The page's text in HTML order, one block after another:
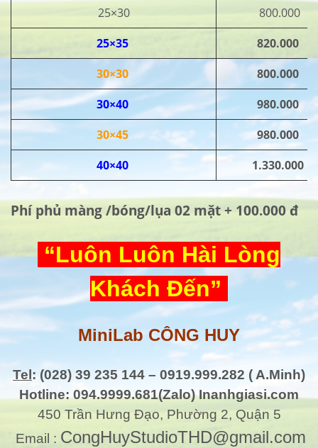
25×30
800.000
25×35
820.000
30×30
800.000
30×40
980.000
30×45
980.000
40×40
1.330.000
Phí phủ màng /bóng/lụa 02 mặt + 100.000 đ
“Luôn Luôn Hài Lòng
Khách Đến”
MiniLab CÔNG HUY
Tel: (028) 39 235 144 – 0919.999.282 ( A.Minh)
Hotline: 094.9999.681(Zalo) Inanhgiasi.com
450 Trần Hưng Đạo, Phường 2, Quận 5
Email : CongHuyStudioTHD@gmail.com